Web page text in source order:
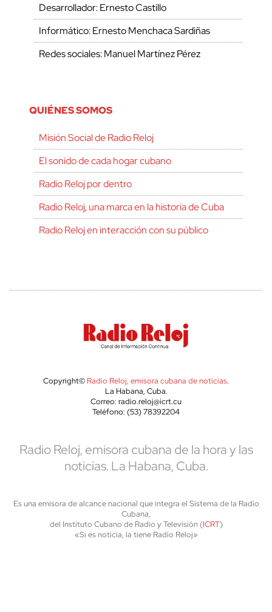
Desarrollador: Ernesto Castillo
Informático: Ernesto Menchaca Sardiñas
Redes sociales: Manuel Martínez Pérez
QUIÉNES SOMOS
Misión Social de Radio Reloj
El sonido de cada hogar cubano
Radio Reloj por dentro
Radio Reloj, una marca en la historia de Cuba
Radio Reloj en interacción con su público
Copyright© Radio Reloj, emisora cubana de noticias.
La Habana, Cuba.
Correo: radio.reloj@icrt.cu
Teléfono: (53) 78392204
Radio Reloj, emisora cubana de la hora y las
noticias. La Habana, Cuba.
Es una emisora de alcance nacional que integra el Sistema de la Radio
Cubana,
del Instituto Cubano de Radio y Televisión (ICRT)
«Si es noticia, la tiene Radio Reloj»